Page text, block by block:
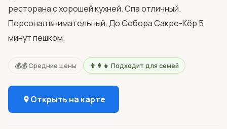
ресторана с хорошей кухней. Спа отличный.
Персонал внимательный. До Собора Сакре-Кёр 5
минут пешком.
💰💰 Средние цены 👨‍👩‍👧 Подходит для семей
Открыть на карте